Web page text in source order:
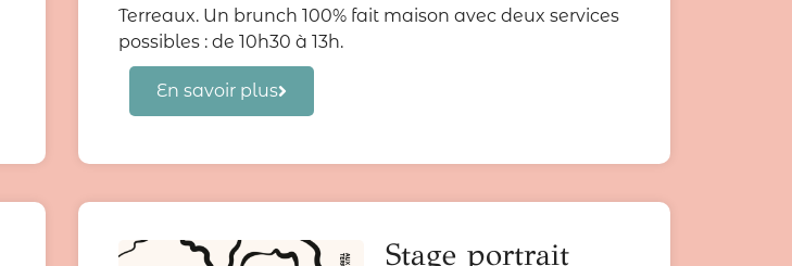
Terreaux. Un brunch 100% fait maison avec deux services
possibles : de 10h30 à 13h.
En savoir plus
Stage portrait